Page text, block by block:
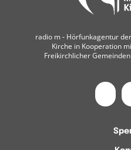
radio m ‐ Hörfunkagentur
Kirche in Kooperation
Freikirchlicher